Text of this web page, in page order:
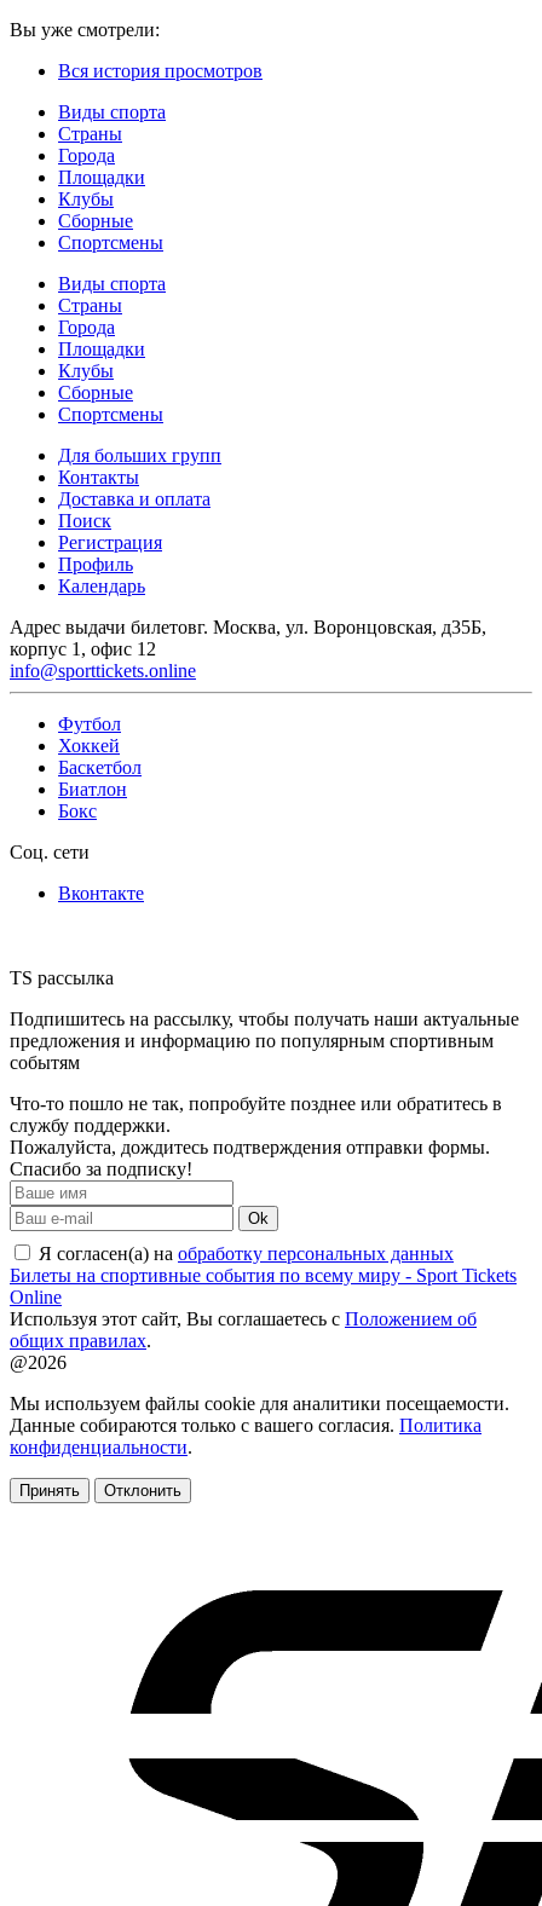
Вы уже смотрели:
Вся история просмотров
Виды спорта
Страны
Города
Площадки
Клубы
Сборные
Спортсмены
Виды спорта
Страны
Города
Площадки
Клубы
Сборные
Спортсмены
Для больших групп
Контакты
Доставка и оплата
Поиск
Регистрация
Профиль
Календарь
Адрес выдачи билетовг. Москва, ул. Воронцовская, д35Б,
корпус 1, офис 12
info@sporttickets.online
Футбол
Хоккей
Баскетбол
Биатлон
Бокс
Соц. сети
Вконтакте
TS рассылка
Подпишитесь на рассылку, чтобы получать наши актуальные
предложения и информацию по популярным спортивным
событям
Что-то пошло не так, попробуйте позднее или обратитесь в
службу поддержки.
Пожалуйста, дождитесь подтверждения отправки формы.
Спасибо за подписку!
Ok
Я согласен(а) на обработку персональных данных
Билеты на спортивные события по всему миру - Sport Tickets
Online
Используя этот сайт, Вы соглашаетесь с Положением об
общих правилах.
@2026
Мы используем файлы cookie для аналитики посещаемости.
Данные собираются только с вашего согласия. Политика
конфиденциальности.
Принять Отклонить